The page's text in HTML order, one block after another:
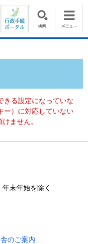
きる設定になっていな
ー）に対応していない
ません。
末年始を除く
のご案内